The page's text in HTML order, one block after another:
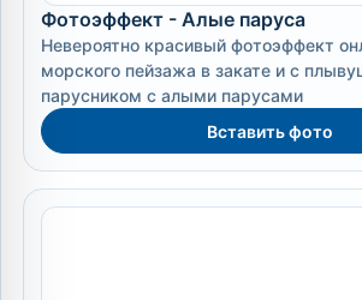
Фотоэффект - Алые паруса
Невероятно красивый фотоэффект
морского пейзажа в закате и с
парусником с алыми парусами
Вставить фото